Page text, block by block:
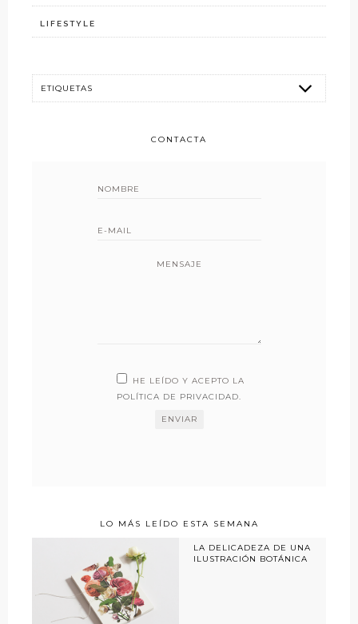
LIFESTYLE
CONTACTA
MENSAJE
HE LEÍDO Y ACEPTO LA
POLÍTICA DE PRIVACIDAD.
LO MÁS LEÍDO ESTA SEMANA
LA DELICADEZA DE UNA
ILUSTRACIÓN BOTÁNICA